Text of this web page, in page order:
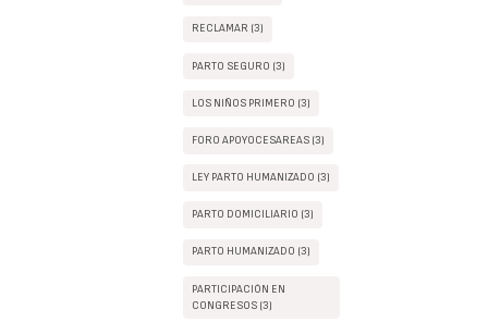
RECLAMAR (3)
PARTO SEGURO (3)
LOS NIÑOS PRIMERO (3)
FORO APOYOCESAREAS (3)
LEY PARTO HUMANIZADO (3)
PARTO DOMICILIARIO (3)
PARTO HUMANIZADO (3)
PARTICIPACIÓN EN
CONGRESOS (3)